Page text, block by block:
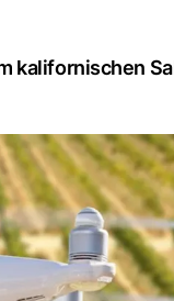
kalifornischen